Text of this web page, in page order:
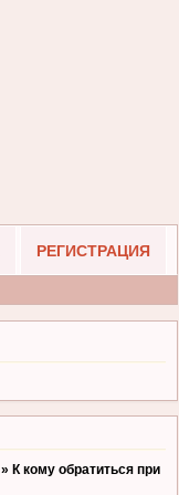
РЕГИСТРАЦИЯ
» К кому обратиться при